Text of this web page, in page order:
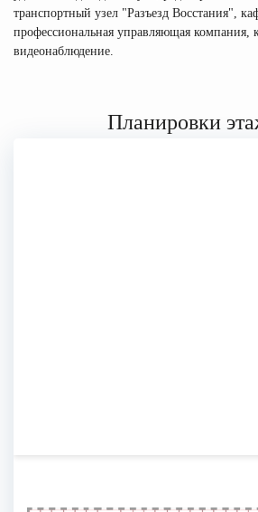
транспортный узел "Разъезд Восстания",
профессиональная управляющая компания,
видеонаблюдение.
Планировки